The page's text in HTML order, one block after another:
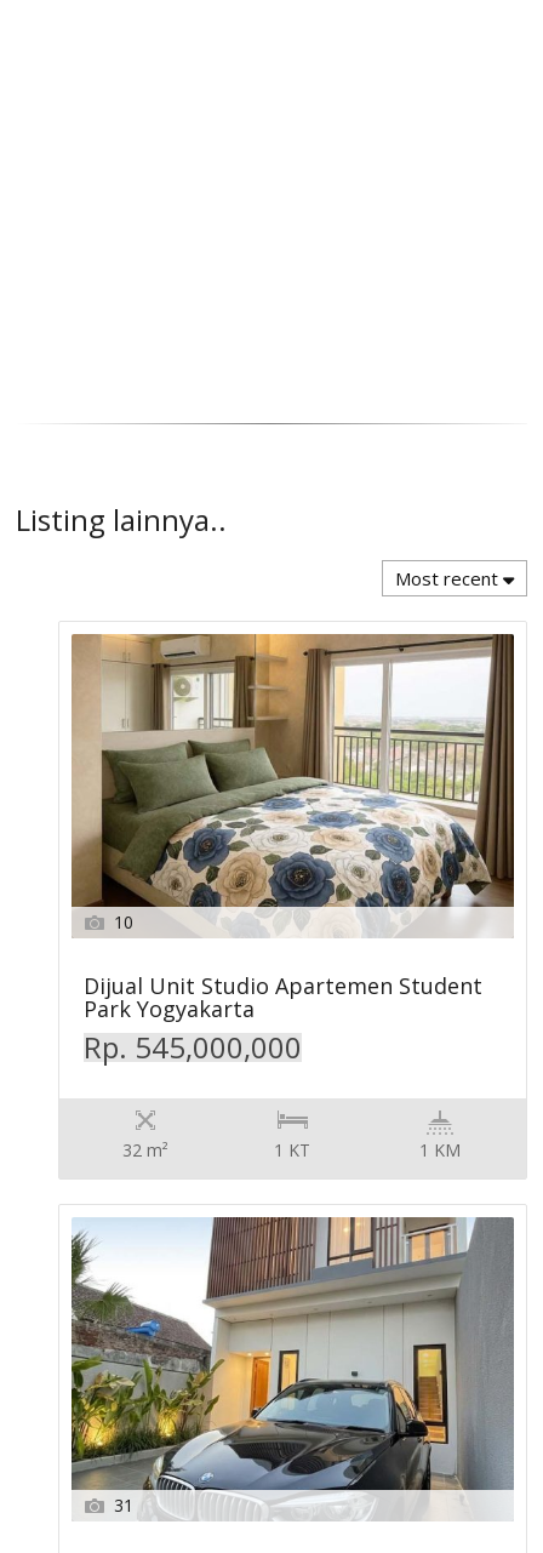
Listing lainnya..
Most recent
10
Dijual Unit Studio Apartemen Student
Park Yogyakarta
Rp. 545,000,000
32 m² 1 KT 1 KM
31